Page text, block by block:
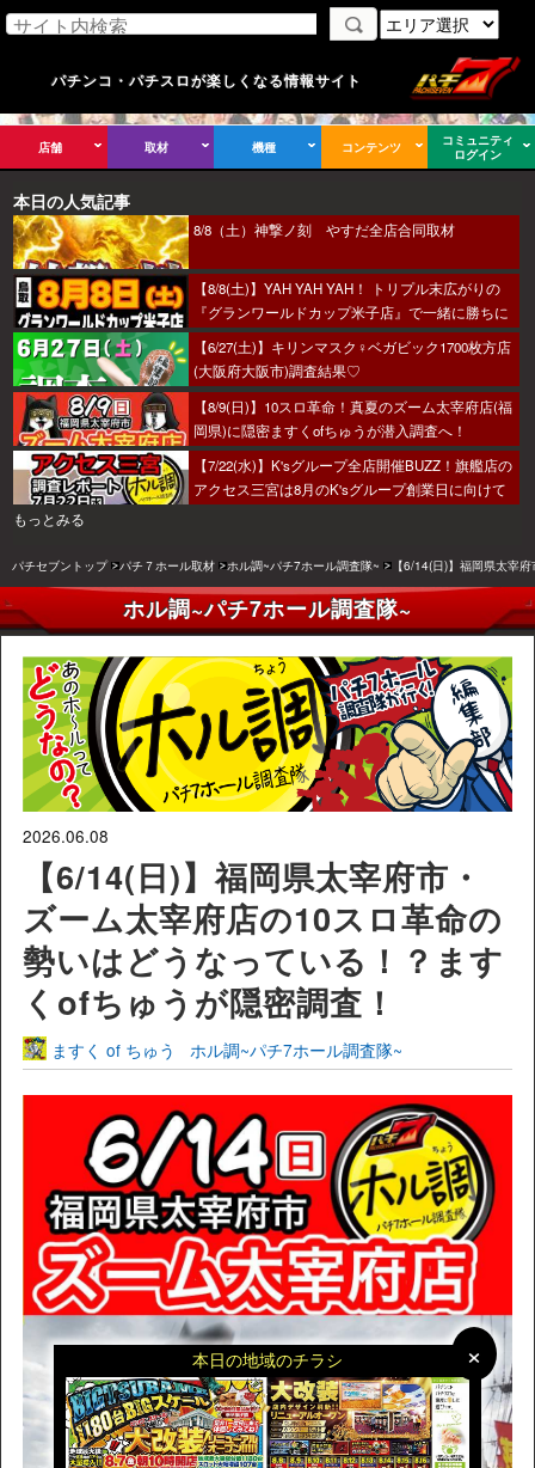
×
×
本日の地域のチラシ
パチンコ・パチスロが楽しくなる情報サイト
店舗 取材 機種 コンテンツ
コミュニティ
ログイン
本日の人気記事
8/8（土）神撃ノ刻 やすだ全店合同取材
【8/8(土)】YAH YAH YAH！ トリプル末広がりの
『グランワールドカップ米子店』で一緒に勝ちに
行こうか～！
【6/27(土)】キリンマスク♀ベガビック1700枚方店
(大阪府大阪市)調査結果♡
【8/9(日)】10スロ革命！真夏のズーム太宰府店(福
岡県)に隠密ますくofちゅうが潜入調査へ！
【7/22(水)】K'sグループ全店開催BUZZ！旗艦店の
アクセス三宮は8月のK'sグループ創業日に向けて
もっとみる
パチセブントップ パチ７ホール取材 ホル調~パチ7ホール調査隊~ 【6/14(日)】福岡県太宰
ホル調~パチ7ホール調査隊~
2026.06.08
【6/14(日)】福岡県太宰府市・
ズーム太宰府店の10スロ革命の
勢いはどうなっている！？ます
くofちゅうが隠密調査！
ますく of ちゅう ホル調~パチ7ホール調査隊~